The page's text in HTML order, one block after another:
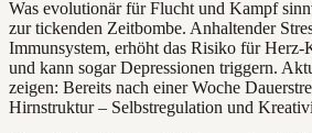
Was evolutionär für Flucht und Kampf
zur tickenden Zeitbombe. Anhaltender
Immunsystem, erhöht das Risiko für
und kann sogar Depressionen triggern.
zeigen: Bereits nach einer Woche
Hirnstruktur – Selbstregulation und